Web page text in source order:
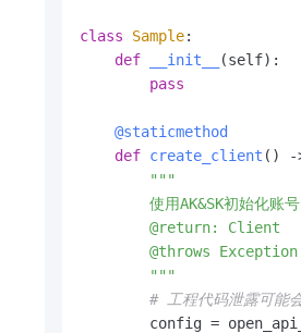
class Sample:
def
__init__ (self):
pass
    @staticmethod
def create_client () -
"""
使用AK&SK初始化账
        @return: Client
        @throws Exception
        """
# 工程代码泄露可能
config =